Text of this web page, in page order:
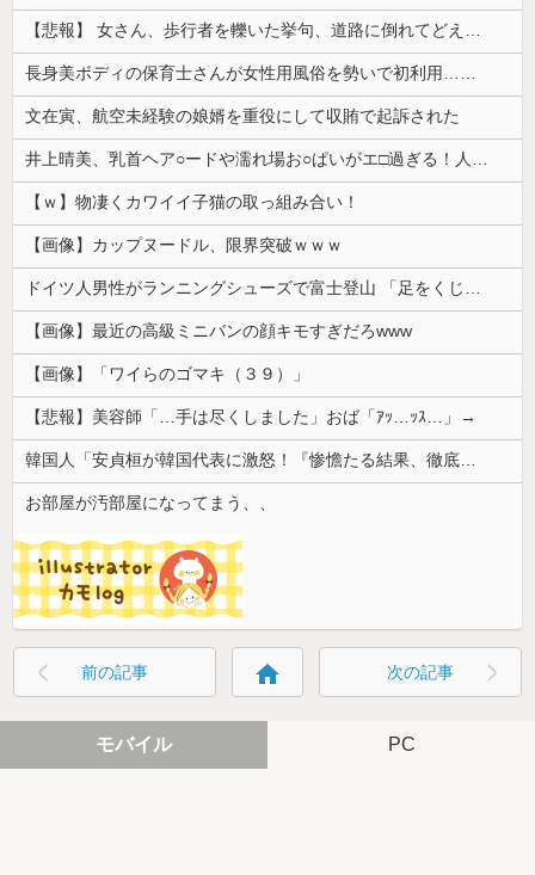
【悲報】 女さん、歩行者を轢いた挙句、道路に倒れてどえらいことになってしまうw w w w w w w
長身美ボディの保育士さんが女性用風俗を勢いで初利用…子供に絶対見せられないメスの顔でイキまくり。
文在寅、航空未経験の娘婿を重役にして収賄で起訴された
井上晴美、乳首ヘア○ードや濡れ場お○ぱいがエ□過ぎる！人生最後のラスト写真集、最高！！
【ｗ】物凄くカワイイ子猫の取っ組み合い！
【画像】カップヌードル、限界突破ｗｗｗ
ドイツ人男性がランニングシューズで富士登山 「足をくじいて動けない」
【画像】最近の高級ミニバンの顔キモすぎだろwww
【画像】「ワイらのゴマキ（３９）」
【悲報】美容師「…手は尽くしました」おば「ｱｯ…ｯｽ…」→
韓国人「安貞桓が韓国代表に激怒！『惨憺たる結果、徹底的な刷新が必要だ』と監督や協会を痛烈批判」
お部屋が汚部屋になってまう、、
前の記事 home 次の記事
モバイル PC